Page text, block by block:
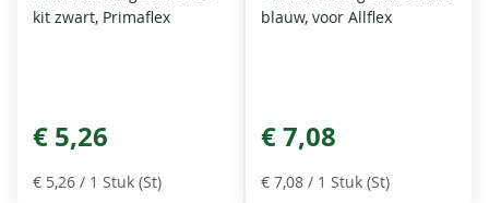
kit zwart, Primaflex
€ 5,26
€ 5,26 / 1 Stuk (St)
blauw, voor Allflex
€ 7,08
€ 7,08 / 1 Stuk (St)